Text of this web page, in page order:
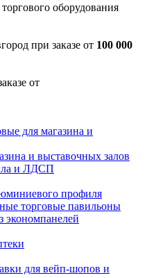
оборудования
при заказе от 100 000
от
для магазина и
и выставочных залов
и ЛДСП
профиля
торговые павильоны
экономпанелей
для вейп-шопов и